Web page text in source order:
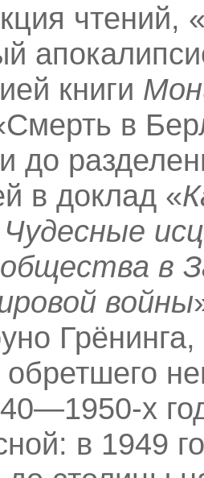
чтений,
книги
в
до
в доклад «
в
войны
х
в 1949